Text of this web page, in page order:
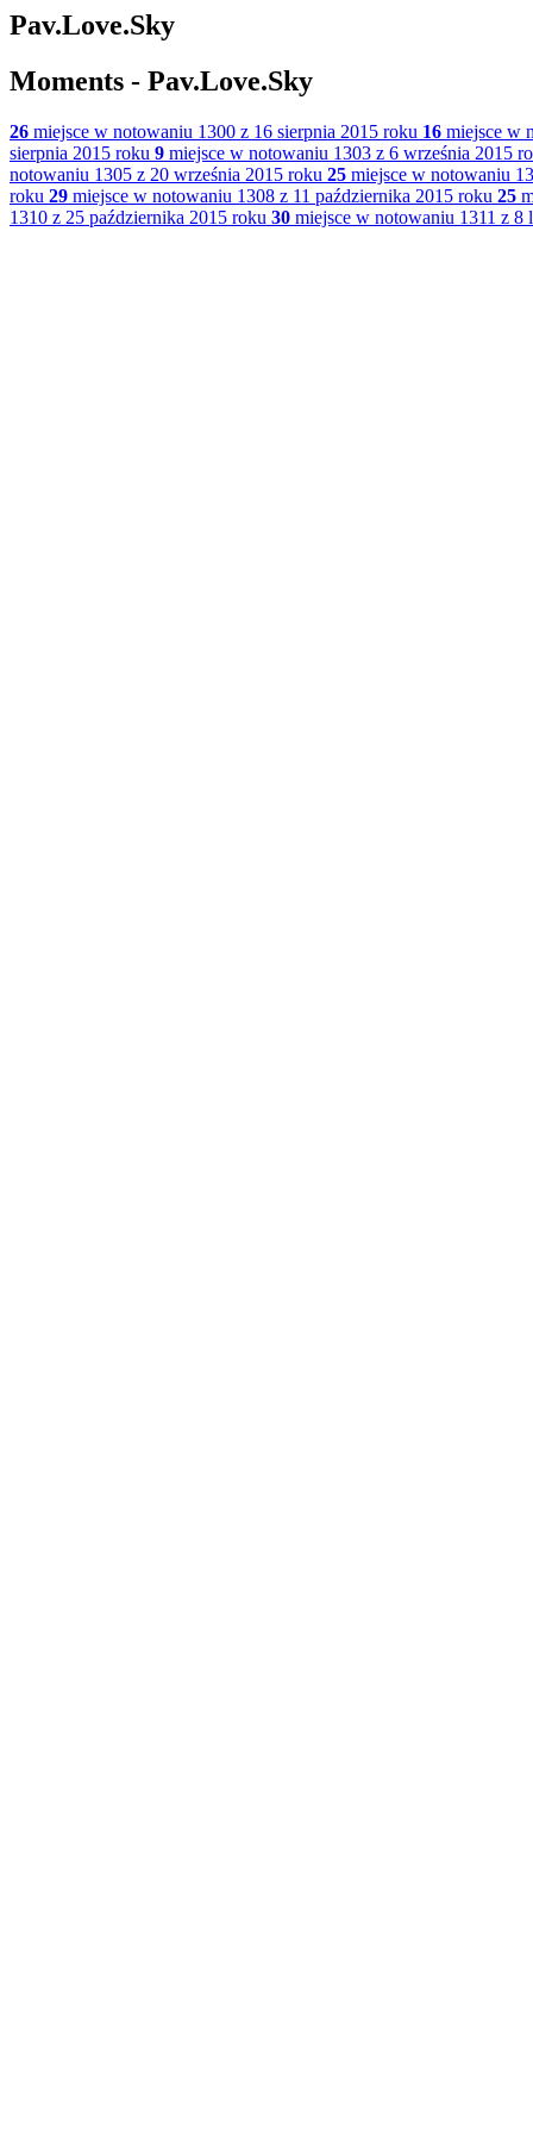
Pav.Love.Sky
Moments - Pav.Love.Sky
26 miejsce w notowaniu 1300 z 16 sierpnia 2015 roku 16 miejsce w
sierpnia 2015 roku 9 miejsce w notowaniu 1303 z 6 września 2015
notowaniu 1305 z 20 września 2015 roku 25 miejsce w notowaniu
roku 29 miejsce w notowaniu 1308 z 11 października 2015 roku 25
1310 z 25 października 2015 roku 30 miejsce w notowaniu 1311 z 8